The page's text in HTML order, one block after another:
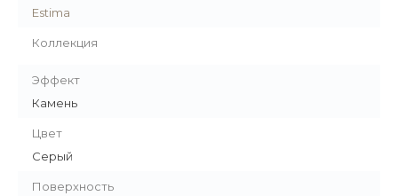
Estima
Коллекция
Эффект
Камень
Цвет
Серый
Поверхность